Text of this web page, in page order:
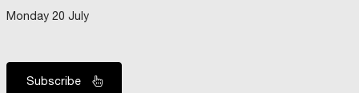
Monday 20 July
Subscribe